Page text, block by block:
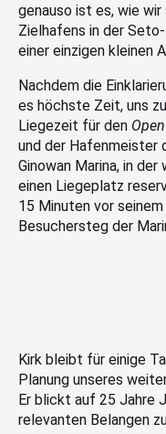
genauso ist es, wie wir
Zielhafens in der
einer einzigen kleinen
Nachdem die
es höchste Zeit, uns
Liegezeit für den
und der Hafenmeister
Ginowan Marina, in
einen Liegeplatz
15 Minuten vor
Besuchersteg der
Kirk bleibt für einige
Planung unseres
Er blickt auf 25 Jahre
relevanten Belangen